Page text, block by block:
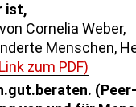
ist,
Cornelia Weber,
Menschen,
zum PDF)